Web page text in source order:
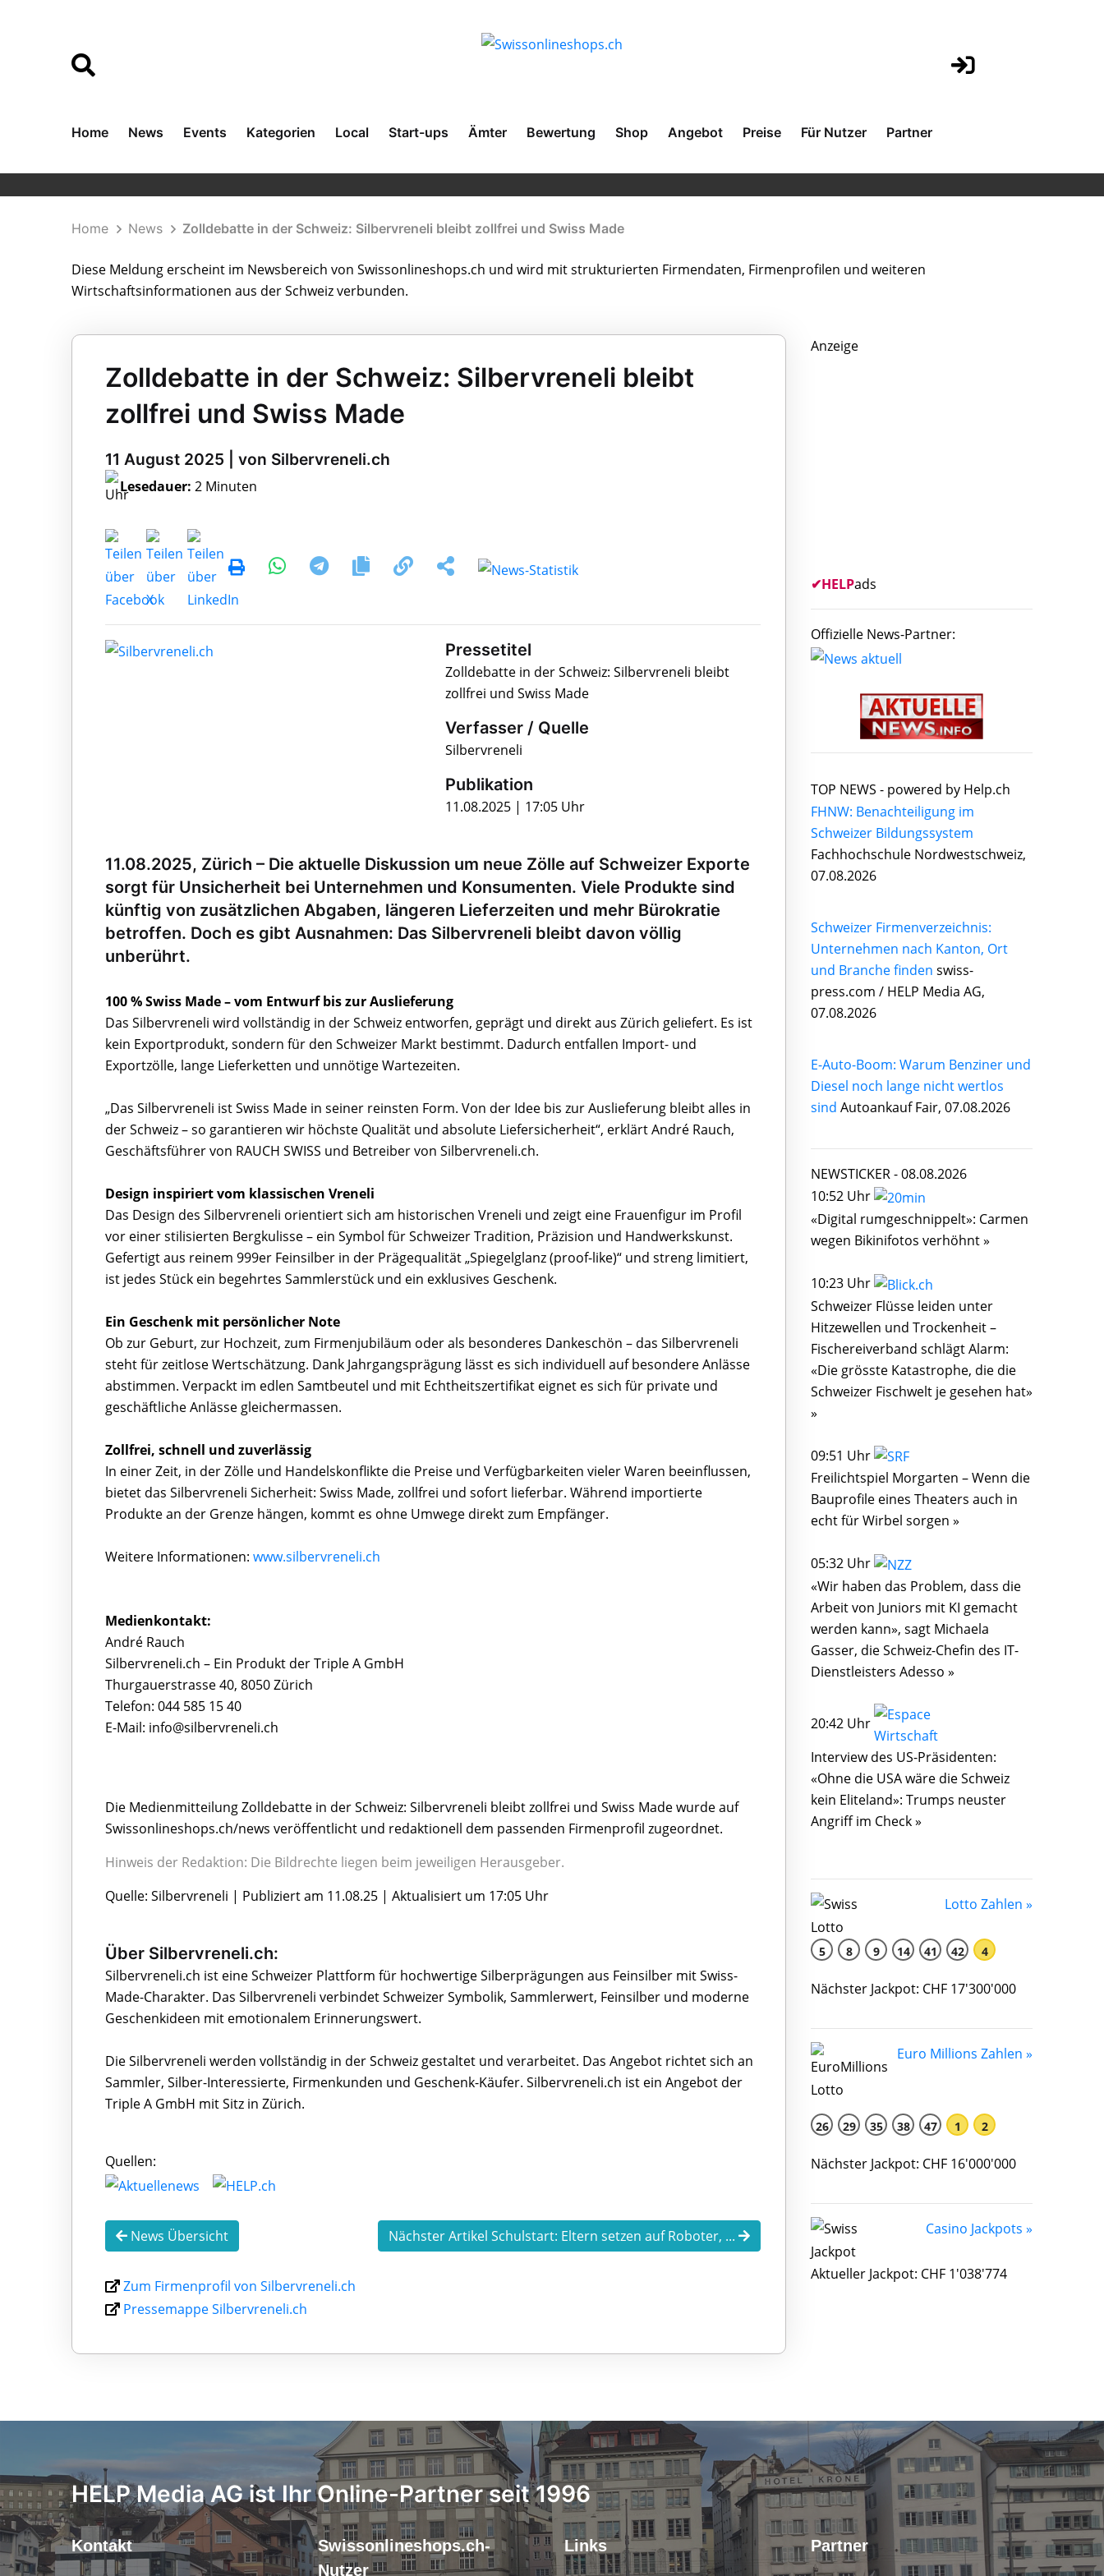
Home News Events Kategorien Local Start-ups Ämter Bewertung Shop Angebot Preise Für Nutzer Partner
Home News Zolldebatte in der Schweiz: Silbervreneli bleibt zollfrei und Swiss Made
Diese Meldung erscheint im Newsbereich von Swissonlineshops.ch und wird mit strukturierten Firmendaten, Firmenprofilen und weiteren
Wirtschaftsinformationen aus der Schweiz verbunden.
Zolldebatte in der Schweiz: Silbervreneli bleibt
zollfrei und Swiss Made
11 August 2025 | von Silbervreneli.ch
Lesedauer: 2 Minuten
Pressetitel
Zolldebatte in der Schweiz: Silbervreneli bleibt
zollfrei und Swiss Made
Verfasser / Quelle
Silbervreneli
Publikation
11.08.2025 | 17:05 Uhr
11.08.2025, Zürich – Die aktuelle Diskussion um neue Zölle auf Schweizer Exporte
sorgt für Unsicherheit bei Unternehmen und Konsumenten. Viele Produkte sind
künftig von zusätzlichen Abgaben, längeren Lieferzeiten und mehr Bürokratie
betroffen. Doch es gibt Ausnahmen: Das Silbervreneli bleibt davon völlig
unberührt.
100 % Swiss Made – vom Entwurf bis zur Auslieferung
Das Silbervreneli wird vollständig in der Schweiz entworfen, geprägt und direkt aus Zürich geliefert. Es ist
kein Exportprodukt, sondern für den Schweizer Markt bestimmt. Dadurch entfallen Import- und
Exportzölle, lange Lieferketten und unnötige Wartezeiten.
„Das Silbervreneli ist Swiss Made in seiner reinsten Form. Von der Idee bis zur Auslieferung bleibt alles in
der Schweiz – so garantieren wir höchste Qualität und absolute Liefersicherheit“, erklärt André Rauch,
Geschäftsführer von RAUCH SWISS und Betreiber von Silbervreneli.ch.
Design inspiriert vom klassischen Vreneli
Das Design des Silbervreneli orientiert sich am historischen Vreneli und zeigt eine Frauenfigur im Profil
vor einer stilisierten Bergkulisse – ein Symbol für Schweizer Tradition, Präzision und Handwerkskunst.
Gefertigt aus reinem 999er Feinsilber in der Prägequalität „Spiegelglanz (proof-like)“ und streng limitiert,
ist jedes Stück ein begehrtes Sammlerstück und ein exklusives Geschenk.
Ein Geschenk mit persönlicher Note
Ob zur Geburt, zur Hochzeit, zum Firmenjubiläum oder als besonderes Dankeschön – das Silbervreneli
steht für zeitlose Wertschätzung. Dank Jahrgangsprägung lässt es sich individuell auf besondere Anlässe
abstimmen. Verpackt im edlen Samtbeutel und mit Echtheitszertifikat eignet es sich für private und
geschäftliche Anlässe gleichermassen.
Zollfrei, schnell und zuverlässig
In einer Zeit, in der Zölle und Handelskonflikte die Preise und Verfügbarkeiten vieler Waren beeinflussen,
bietet das Silbervreneli Sicherheit: Swiss Made, zollfrei und sofort lieferbar. Während importierte
Produkte an der Grenze hängen, kommt es ohne Umwege direkt zum Empfänger.
Weitere Informationen: www.silbervreneli.ch
Medienkontakt:
André Rauch
Silbervreneli.ch – Ein Produkt der Triple A GmbH
Thurgauerstrasse 40, 8050 Zürich
Telefon: 044 585 15 40
E-Mail: info@silbervreneli.ch
Die Medienmitteilung Zolldebatte in der Schweiz: Silbervreneli bleibt zollfrei und Swiss Made wurde auf
Swissonlineshops.ch/news veröffentlicht und redaktionell dem passenden Firmenprofil zugeordnet.
Hinweis der Redaktion: Die Bildrechte liegen beim jeweiligen Herausgeber.
Quelle: Silbervreneli | Publiziert am 11.08.25 | Aktualisiert um 17:05 Uhr
Über Silbervreneli.ch:
Silbervreneli.ch ist eine Schweizer Plattform für hochwertige Silberprägungen aus Feinsilber mit Swiss-
Made-Charakter. Das Silbervreneli verbindet Schweizer Symbolik, Sammlerwert, Feinsilber und moderne
Geschenkideen mit emotionalem Erinnerungswert.
Die Silbervreneli werden vollständig in der Schweiz gestaltet und verarbeitet. Das Angebot richtet sich an
Sammler, Silber-Interessierte, Firmenkunden und Geschenk-Käufer. Silbervreneli.ch ist ein Angebot der
Triple A GmbH mit Sitz in Zürich.
Quellen:
News Übersicht Nächster Artikel Schulstart: Eltern setzen auf Roboter, ...
Zum Firmenprofil von Silbervreneli.ch
Pressemappe Silbervreneli.ch
Anzeige
✔HELPads
Offizielle News-Partner:
TOP NEWS - powered by Help.ch
FHNW: Benachteiligung im
Schweizer Bildungssystem
Fachhochschule Nordwestschweiz,
07.08.2026
Schweizer Firmenverzeichnis:
Unternehmen nach Kanton, Ort
und Branche finden swiss-
press.com / HELP Media AG,
07.08.2026
E-Auto-Boom: Warum Benziner und
Diesel noch lange nicht wertlos
sind Autoankauf Fair, 07.08.2026
NEWSTICKER -08.08.2026
10:52 Uhr
«Digital rumgeschnippelt»: Carmen
wegen Bikinifotos verhöhnt »
10:23 Uhr
Schweizer Flüsse leiden unter
Hitzewellen und Trockenheit –
Fischereiverband schlägt Alarm:
«Die grösste Katastrophe, die die
Schweizer Fischwelt je gesehen hat»
»
09:51 Uhr
Freilichtspiel Morgarten – Wenn die
Bauprofile eines Theaters auch in
echt für Wirbel sorgen »
05:32 Uhr
«Wir haben das Problem, dass die
Arbeit von Juniors mit KI gemacht
werden kann», sagt Michaela
Gasser, die Schweiz-Chefin des IT-
Dienstleisters Adesso »
20:42 Uhr
Interview des US-Präsidenten:
«Ohne die USA wäre die Schweiz
kein Eliteland»: Trumps neuster
Angriff im Check »
Lotto Zahlen »
5 8 9 14 41 42 4
Nächster Jackpot: CHF 17'300'000
Euro Millions Zahlen »
26 29 35 38 47 1 2
Nächster Jackpot: CHF 16'000'000
Casino Jackpots »
Aktueller Jackpot: CHF 1'038'774
HELP Media AG ist Ihr Online-Partner seit 1996
Kontakt
Swissonlineshops.ch-
Nutzer
Links Partner